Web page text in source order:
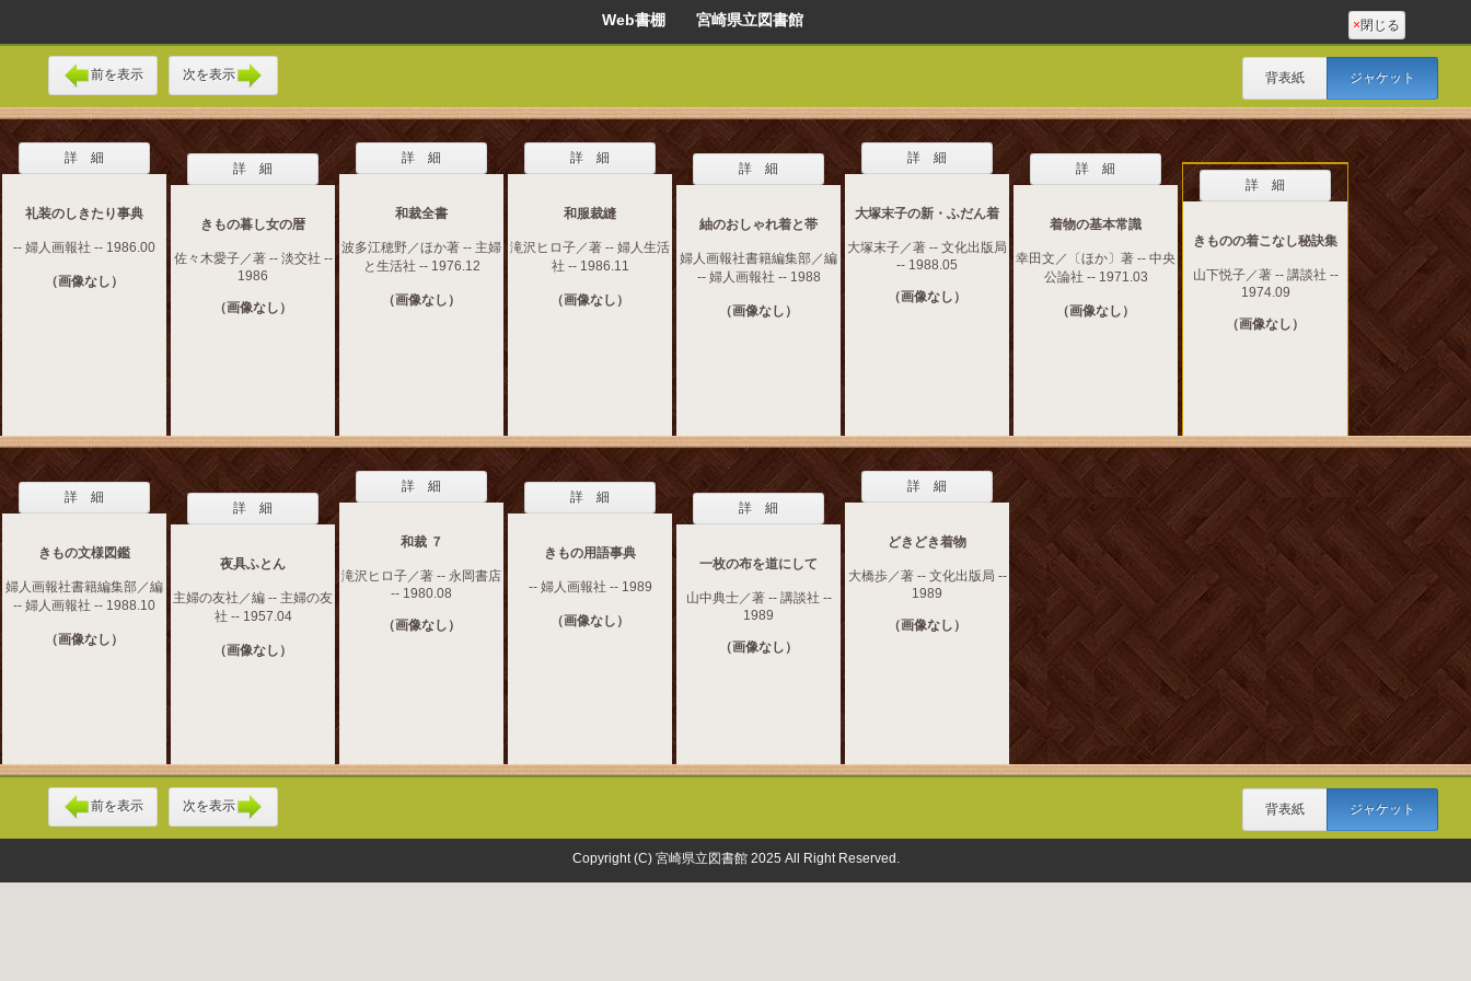
Web書棚 宮崎県立図書館 ×閉じる
前を表示 次を表示 背表紙 ジャケット
詳 細
礼装のしきたり事典
-- 婦人画報社 -- 1986.00
（画像なし）
詳 細
きもの暮し女の暦
佐々木愛子／著 -- 淡交社 --
1986
（画像なし）
詳 細
和裁全書
波多江穂野／ほか著 -- 主婦
と生活社 -- 1976.12
（画像なし）
詳 細
和服裁縫
滝沢ヒロ子／著 -- 婦人生活
社 -- 1986.11
（画像なし）
詳 細
紬のおしゃれ着と帯
婦人画報社書籍編集部／編
-- 婦人画報社 -- 1988
（画像なし）
詳 細
大塚末子の新・ふだん着
大塚末子／著 -- 文化出版局
-- 1988.05
（画像なし）
詳 細
着物の基本常識
幸田文／〔ほか〕著 -- 中央
公論社 -- 1971.03
（画像なし）
詳 細
きものの着こなし秘訣集
山下悦子／著 -- 講談社 --
1974.09
（画像なし）
詳 細
きもの文様図鑑
婦人画報社書籍編集部／編
-- 婦人画報社 -- 1988.10
（画像なし）
詳 細
夜具ふとん
主婦の友社／編 -- 主婦の友
社 -- 1957.04
（画像なし）
詳 細
和裁 ７
滝沢ヒロ子／著 -- 永岡書店
-- 1980.08
（画像なし）
詳 細
きもの用語事典
-- 婦人画報社 -- 1989
（画像なし）
詳 細
一枚の布を道にして
山中典士／著 -- 講談社 --
1989
（画像なし）
詳 細
どきどき着物
大橋歩／著 -- 文化出版局 --
1989
（画像なし）
前を表示 次を表示 背表紙 ジャケット
Copyright (C) 宮崎県立図書館 2025 All Right Reserved.